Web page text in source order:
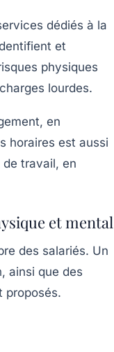
dédiés à la
et
physiques
lourdes.
en
horaires est aussi
travail, en
et mental
des salariés. Un
ainsi que des
proposés.